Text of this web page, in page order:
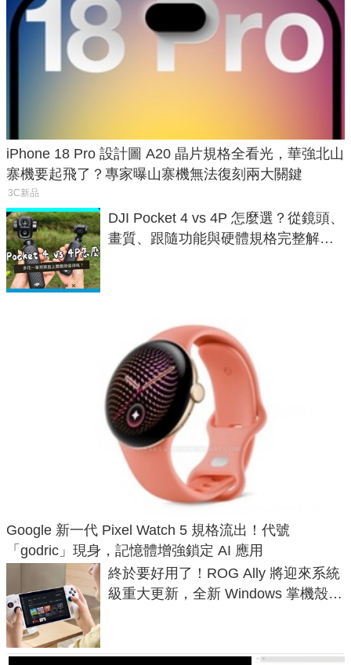
iPhone 18 Pro 設計圖 A20 晶片規格全看光，華強北山
寨機要起飛了？專家曝山寨機無法復刻兩大關鍵
3C新品
DJI Pocket 4 vs 4P 怎麼選？從鏡頭、
畫質、跟隨功能與硬體規格完整解
Google 新一代 Pixel Watch 5 規格流出！代號
「godric」現身，記憶體增強鎖定 AI 應用
終於要好用了！ROG Ally 將迎來系統
級重大更新，全新 Windows 掌機殼模